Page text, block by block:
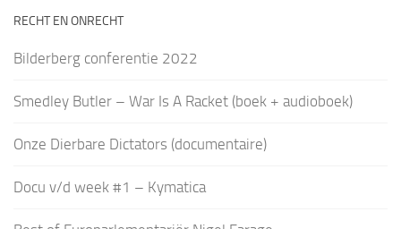
RECHT EN ONRECHT
Bilderberg conferentie 2022
Smedley Butler – War Is A Racket (boek + audioboek)
Onze Dierbare Dictators (documentaire)
Docu v/d week #1 – Kymatica